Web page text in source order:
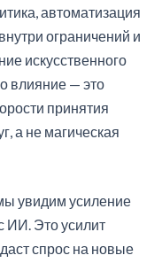
автоматизация
ограничений и
искусственного
влияние — это
принятия
а не магическая
увидим усиление
ИИ. Это усилит
спрос на новые